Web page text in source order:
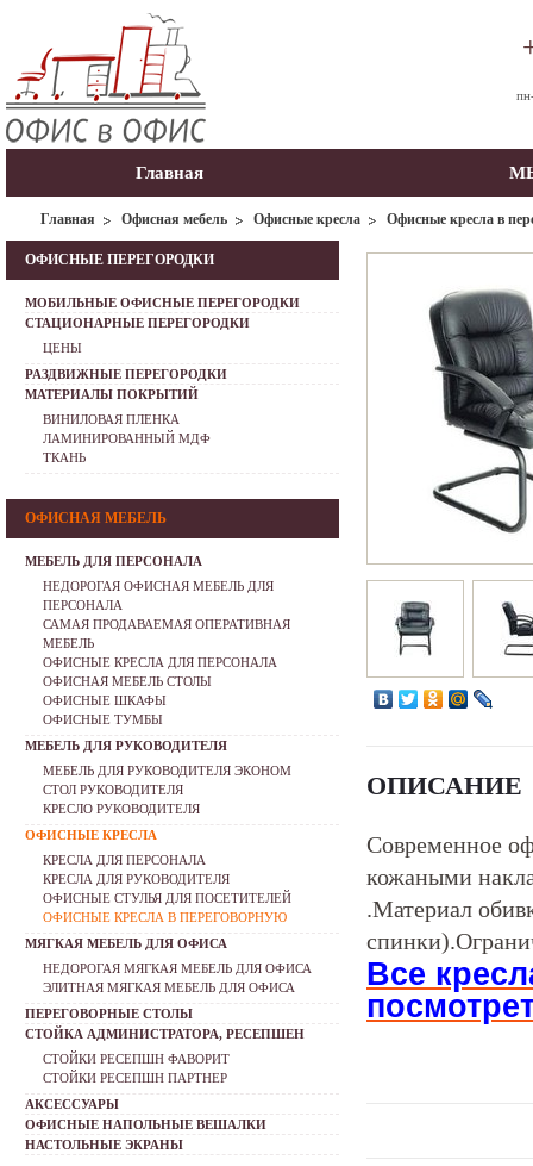
Главная
Главная Офисная мебель Офисные кресла Офисные кресла в
ОПИСАНИЕ
Современное
кожаными
.Материал
Все
ОФИСНЫЕ ПЕРЕГОРОДКИ
МОБИЛЬНЫЕ ОФИСНЫЕ ПЕРЕГОРОДКИ
СТАЦИОНАРНЫЕ ПЕРЕГОРОДКИ
ЦЕНЫ
РАЗДВИЖНЫЕ ПЕРЕГОРОДКИ
МАТЕРИАЛЫ ПОКРЫТИЙ
ВИНИЛОВАЯ ПЛЕНКА
ЛАМИНИРОВАННЫЙ МДФ
ТКАНЬ
ОФИСНАЯ МЕБЕЛЬ
МЕБЕЛЬ ДЛЯ ПЕРСОНАЛА
НЕДОРОГАЯ ОФИСНАЯ МЕБЕЛЬ ДЛЯ
ПЕРСОНАЛА
САМАЯ ПРОДАВАЕМАЯ ОПЕРАТИВНАЯ
МЕБЕЛЬ
ОФИСНЫЕ КРЕСЛА ДЛЯ ПЕРСОНАЛА
ОФИСНАЯ МЕБЕЛЬ СТОЛЫ
ОФИСНЫЕ ШКАФЫ
ОФИСНЫЕ ТУМБЫ
МЕБЕЛЬ ДЛЯ РУКОВОДИТЕЛЯ
МЕБЕЛЬ ДЛЯ РУКОВОДИТЕЛЯ ЭКОНОМ
СТОЛ РУКОВОДИТЕЛЯ
КРЕСЛО РУКОВОДИТЕЛЯ
ОФИСНЫЕ КРЕСЛА
КРЕСЛА ДЛЯ ПЕРСОНАЛА
КРЕСЛА ДЛЯ РУКОВОДИТЕЛЯ
ОФИСНЫЕ СТУЛЬЯ ДЛЯ ПОСЕТИТЕЛЕЙ
ОФИСНЫЕ КРЕСЛА В ПЕРЕГОВОРНУЮ
МЯГКАЯ МЕБЕЛЬ ДЛЯ ОФИСА
НЕДОРОГАЯ МЯГКАЯ МЕБЕЛЬ ДЛЯ ОФИСА
ЭЛИТНАЯ МЯГКАЯ МЕБЕЛЬ ДЛЯ ОФИСА
ПЕРЕГОВОРНЫЕ СТОЛЫ
СТОЙКА АДМИНИСТРАТОРА, РЕСЕПШЕН
СТОЙКИ РЕСЕПШН ФАВОРИТ
СТОЙКИ РЕСЕПШН ПАРТНЕР
АКСЕССУАРЫ
ОФИСНЫЕ НАПОЛЬНЫЕ ВЕШАЛКИ
НАСТОЛЬНЫЕ ЭКРАНЫ